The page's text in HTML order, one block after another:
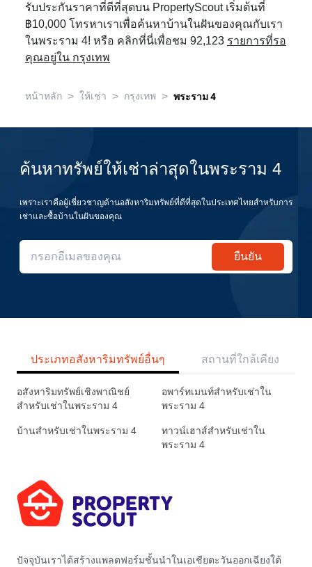
รับประกันราคาที่ดีที่สุดบน PropertyScout เริ่มต้นที่
฿10,000 โทรหาเราเพื่อค้นหาบ้านในฝันของคุณกับเรา
ในพระราม 4! หรือ คลิกที่นี่เพื่อชม 92,123 รายการที่รอ
คุณอยู่ใน กรุงเทพ
หน้าหลัก > ให้เช่า > กรุงเทพ > พระราม 4
ค้นหาทรัพย์ให้เช่าล่าสุดในพระราม 4
เพราะเราคือผู้เชี่ยวชาญด้านอสังหาริมทรัพย์ที่ดีที่สุดในประเทศไทยสำหรับการ
เช่าและซื้อบ้านในฝันของคุณ
ยืนยัน
ประเภทอสังหาริมทรัพย์อื่นๆ สถานที่ใกล้เคียง
อสังหาริมทรัพย์เชิงพาณิชย์
สำหรับเช่าในพระราม 4
อพาร์ทเมนท์สำหรับเช่าใน
พระราม 4
บ้านสำหรับเช่าในพระราม 4
ทาวน์เฮาส์สำหรับเช่าใน
พระราม 4
ปัจจุบันเราได้สร้างแพลตฟอร์มชั้นนำในเอเชียตะวันออกเฉียงใต้